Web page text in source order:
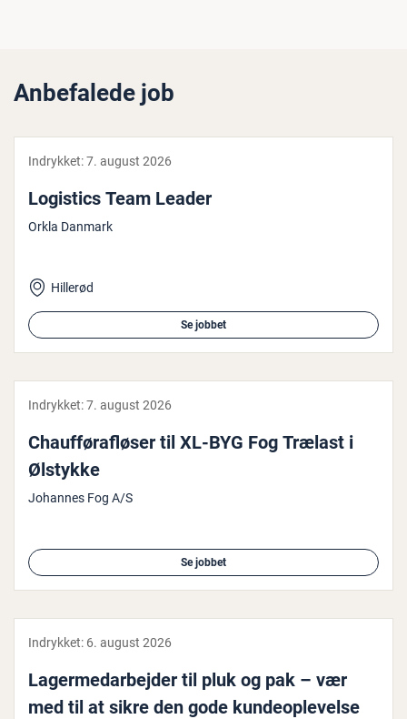
Anbefalede job
Indrykket:7. august 2026
Logistics Team Leader
Orkla Danmark
Hillerød
Se jobbet
Indrykket:7. august 2026
Chauf­før­af­lø­ser til XL-BYG Fog Trælast i
Ølstykke
Johannes Fog A/S
Se jobbet
Indrykket: 6. august 2026
La­ger­me­d­ar­bej­der til pluk og pak – vær
med til at sikre den gode kun­de­op­le­vel­se